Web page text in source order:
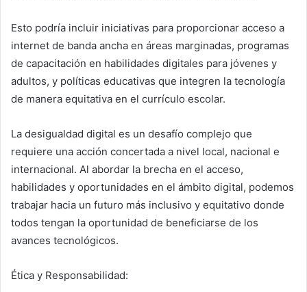
Esto podría incluir iniciativas para proporcionar acceso a
internet de banda ancha en áreas marginadas, programas
de capacitación en habilidades digitales para jóvenes y
adultos, y políticas educativas que integren la tecnología
de manera equitativa en el currículo escolar.
La desigualdad digital es un desafío complejo que
requiere una acción concertada a nivel local, nacional e
internacional. Al abordar la brecha en el acceso,
habilidades y oportunidades en el ámbito digital, podemos
trabajar hacia un futuro más inclusivo y equitativo donde
todos tengan la oportunidad de beneficiarse de los
avances tecnológicos.
Ética y Responsabilidad: